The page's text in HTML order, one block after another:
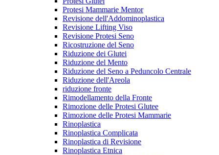
Protesi Mammarie Mentor
Revisione dell'Addominoplastica
Revisione Lifting Viso
Revisione Protesi Seno
Ricostruzione del Seno
Riduzione dei Glutei
Riduzione del Mento
Riduzione del Seno a Peduncolo Centrale
Riduzione dell'Areola
riduzione fronte
Rimodellamento della Fronte
Rimozione delle Protesi Glutee
Rimozione delle Protesi Mammarie
Rinoplastica
Rinoplastica Complicata
Rinoplastica di Revisione
Rinoplastica Etnica